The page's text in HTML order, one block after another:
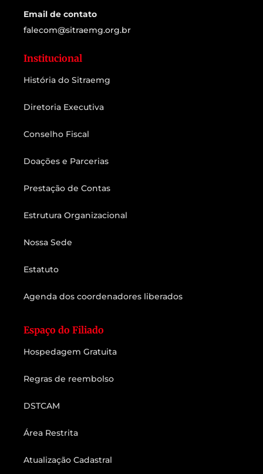
Email de contato
falecom@sitraemg.org.br
Institucional
História do Sitraemg
Diretoria Executiva
Conselho Fiscal
Doações e Parcerias
Prestação de Contas
Estrutura Organizacional
Nossa Sede
Estatuto
Agenda dos coordenadores liberados
Espaço do Filiado
Hospedagem Gratuita
Regras de reembolso
DSTCAM
Área Restrita
Atualização Cadastral